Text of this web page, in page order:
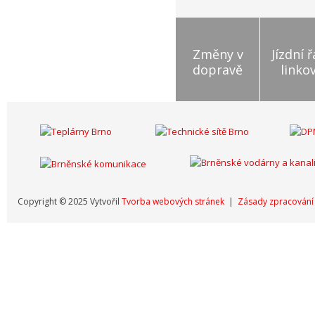
Změny v
dopravě
Jízdní
Copyright © 2025 Vytvořil Tvorba webových stránek | Zásady